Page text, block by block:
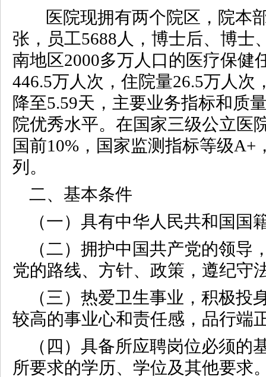
医院现拥有两个院区，院本
张，员工5688人，博士后、博士
南地区2000多万人口的医疗保健
446.5万人次，住院量26.5万人
降至5.59天，主要业务指标和质
院优秀水平。在国家三级公立医
国前10%，国家监测指标等级
列。
二、基本条件
（一）具有中华人民共和国国
（二）拥护中国共产党的领
党的路线、方针、政策，遵纪守
（三）热爱卫生事业，积极
较高的事业心和责任感，品行端
（四）具备所应聘岗位必须
所要求的学历、学位及其他要求